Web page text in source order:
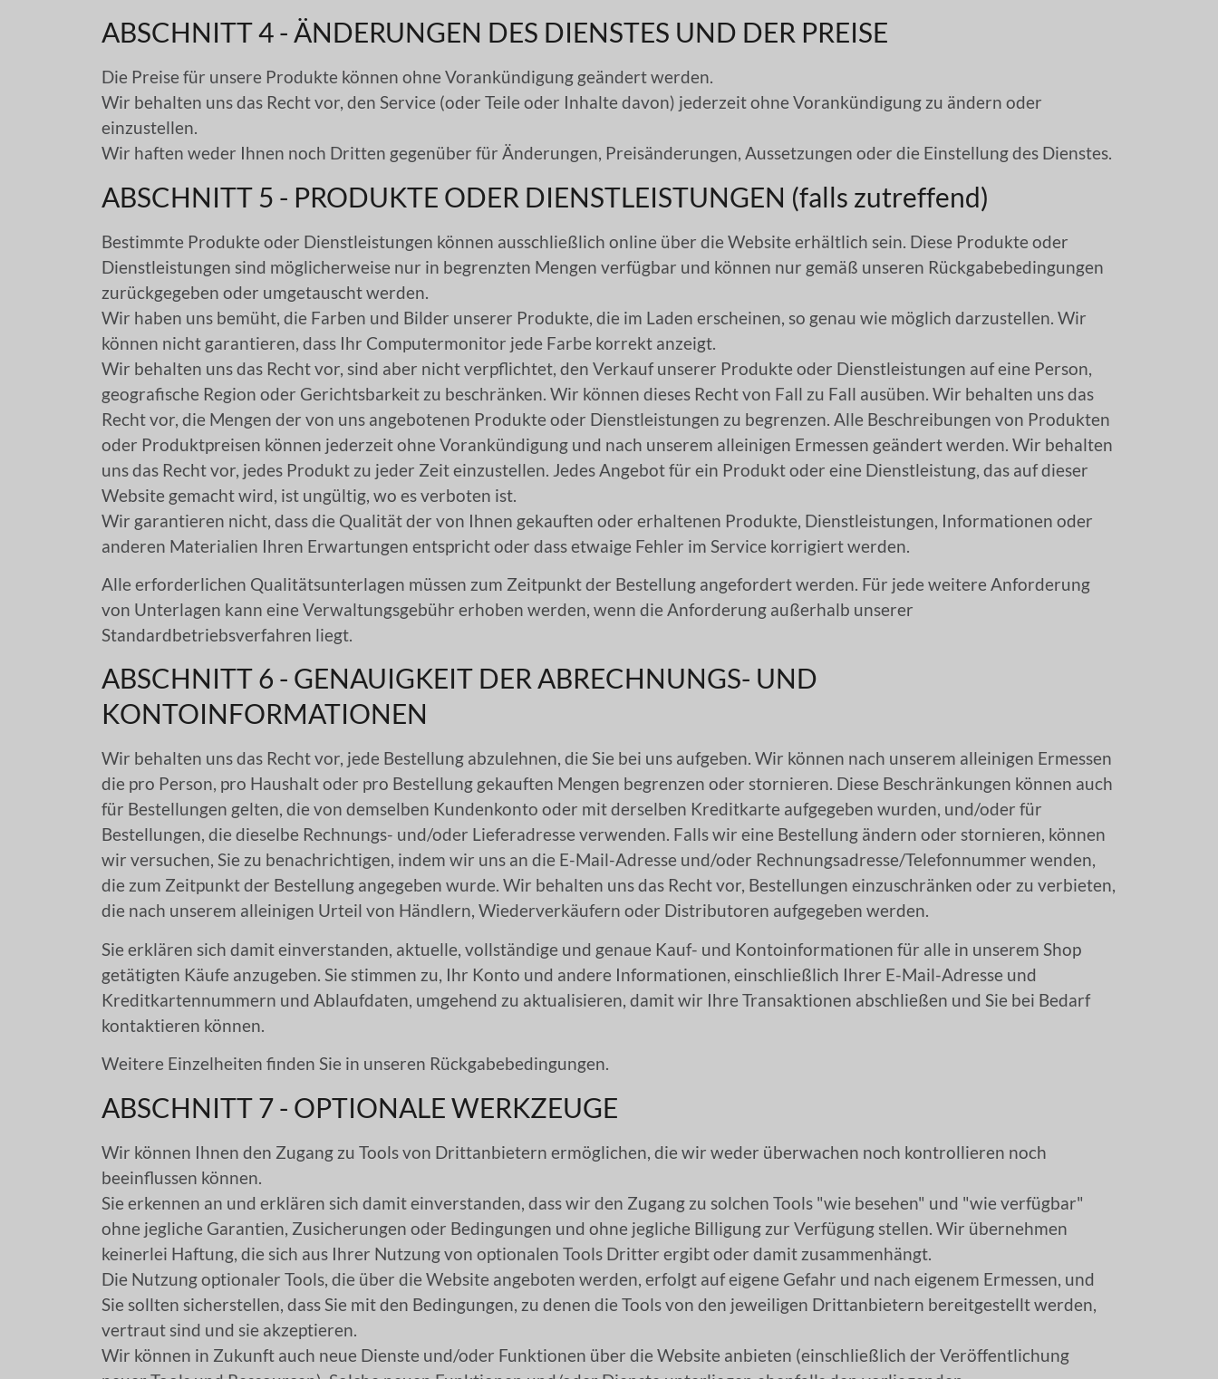
ABSCHNITT 4 - ÄNDERUNGEN DES DIENSTES UND DER PREISE
Die Preise für unsere Produkte können ohne Vorankündigung geändert werden.
Wir behalten uns das Recht vor, den Service (oder Teile oder Inhalte davon) jederzeit ohne Vorankündigung zu ändern oder
einzustellen.
Wir haften weder Ihnen noch Dritten gegenüber für Änderungen, Preisänderungen, Aussetzungen oder die Einstellung des Dienstes.
ABSCHNITT 5 - PRODUKTE ODER DIENSTLEISTUNGEN (falls zutreffend)
Bestimmte Produkte oder Dienstleistungen können ausschließlich online über die Website erhältlich sein. Diese Produkte oder
Dienstleistungen sind möglicherweise nur in begrenzten Mengen verfügbar und können nur gemäß unseren Rückgabebedingungen
zurückgegeben oder umgetauscht werden.
Wir haben uns bemüht, die Farben und Bilder unserer Produkte, die im Laden erscheinen, so genau wie möglich darzustellen. Wir
können nicht garantieren, dass Ihr Computermonitor jede Farbe korrekt anzeigt.
Wir behalten uns das Recht vor, sind aber nicht verpflichtet, den Verkauf unserer Produkte oder Dienstleistungen auf eine Person,
geografische Region oder Gerichtsbarkeit zu beschränken. Wir können dieses Recht von Fall zu Fall ausüben. Wir behalten uns das
Recht vor, die Mengen der von uns angebotenen Produkte oder Dienstleistungen zu begrenzen. Alle Beschreibungen von Produkten
oder Produktpreisen können jederzeit ohne Vorankündigung und nach unserem alleinigen Ermessen geändert werden. Wir behalten
uns das Recht vor, jedes Produkt zu jeder Zeit einzustellen. Jedes Angebot für ein Produkt oder eine Dienstleistung, das auf dieser
Website gemacht wird, ist ungültig, wo es verboten ist.
Wir garantieren nicht, dass die Qualität der von Ihnen gekauften oder erhaltenen Produkte, Dienstleistungen, Informationen oder
anderen Materialien Ihren Erwartungen entspricht oder dass etwaige Fehler im Service korrigiert werden.
Alle erforderlichen Qualitätsunterlagen müssen zum Zeitpunkt der Bestellung angefordert werden. Für jede weitere Anforderung
von Unterlagen kann eine Verwaltungsgebühr erhoben werden, wenn die Anforderung außerhalb unserer
Standardbetriebsverfahren liegt.
ABSCHNITT 6 - GENAUIGKEIT DER ABRECHNUNGS- UND
KONTOINFORMATIONEN
Wir behalten uns das Recht vor, jede Bestellung abzulehnen, die Sie bei uns aufgeben. Wir können nach unserem alleinigen Ermessen
die pro Person, pro Haushalt oder pro Bestellung gekauften Mengen begrenzen oder stornieren. Diese Beschränkungen können auch
für Bestellungen gelten, die von demselben Kundenkonto oder mit derselben Kreditkarte aufgegeben wurden, und/oder für
Bestellungen, die dieselbe Rechnungs- und/oder Lieferadresse verwenden. Falls wir eine Bestellung ändern oder stornieren, können
wir versuchen, Sie zu benachrichtigen, indem wir uns an die E-Mail-Adresse und/oder Rechnungsadresse/Telefonnummer wenden,
die zum Zeitpunkt der Bestellung angegeben wurde. Wir behalten uns das Recht vor, Bestellungen einzuschränken oder zu verbieten,
die nach unserem alleinigen Urteil von Händlern, Wiederverkäufern oder Distributoren aufgegeben werden.
Sie erklären sich damit einverstanden, aktuelle, vollständige und genaue Kauf- und Kontoinformationen für alle in unserem Shop
getätigten Käufe anzugeben. Sie stimmen zu, Ihr Konto und andere Informationen, einschließlich Ihrer E-Mail-Adresse und
Kreditkartennummern und Ablaufdaten, umgehend zu aktualisieren, damit wir Ihre Transaktionen abschließen und Sie bei Bedarf
kontaktieren können.
Weitere Einzelheiten finden Sie in unseren Rückgabebedingungen.
ABSCHNITT 7 - OPTIONALE WERKZEUGE
Wir können Ihnen den Zugang zu Tools von Drittanbietern ermöglichen, die wir weder überwachen noch kontrollieren noch
beeinflussen können.
Sie erkennen an und erklären sich damit einverstanden, dass wir den Zugang zu solchen Tools "wie besehen" und "wie verfügbar"
ohne jegliche Garantien, Zusicherungen oder Bedingungen und ohne jegliche Billigung zur Verfügung stellen. Wir übernehmen
keinerlei Haftung, die sich aus Ihrer Nutzung von optionalen Tools Dritter ergibt oder damit zusammenhängt.
Die Nutzung optionaler Tools, die über die Website angeboten werden, erfolgt auf eigene Gefahr und nach eigenem Ermessen, und
Sie sollten sicherstellen, dass Sie mit den Bedingungen, zu denen die Tools von den jeweiligen Drittanbietern bereitgestellt werden,
vertraut sind und sie akzeptieren.
Wir können in Zukunft auch neue Dienste und/oder Funktionen über die Website anbieten (einschließlich der Veröffentlichung